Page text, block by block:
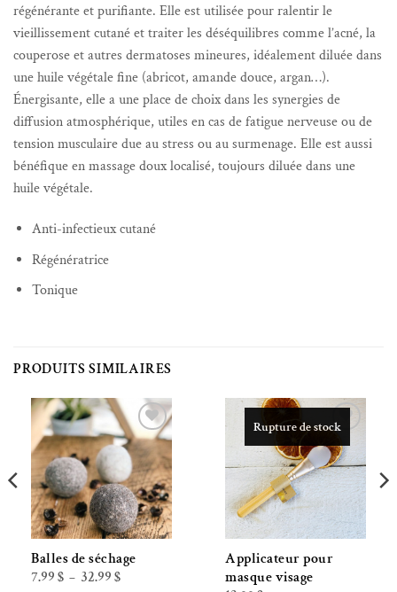
régénérante et purifiante. Elle est utilisée pour ralentir le
vieillissement cutané et traiter les déséquilibres comme l’acné, la
couperose et autres dermatoses mineures, idéalement diluée dans
une huile végétale fine (abricot, amande douce, argan…).
Énergisante, elle a une place de choix dans les synergies de
diffusion atmosphérique, utiles en cas de fatigue nerveuse ou de
tension musculaire due au stress ou au surmenage. Elle est aussi
bénéfique en massage doux localisé, toujours diluée dans une
huile végétale.
Anti-infectieux cutané
Régénératrice
Tonique
PRODUITS SIMILAIRES
Ajouter à la liste de souhaits
Balles de séchage
7.99 $ – 32.99 $Plage
Rupture de stock
Applicateur pour
masque visage